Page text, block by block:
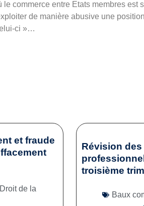
commerce entre Etats membres est
de manière abusive une
ci »…
et fraude
Droit de la
Révision
troisième
Baux